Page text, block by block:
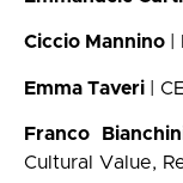
Ciccio Mannino
Emma Taveri |
Franco
Cultural Value,